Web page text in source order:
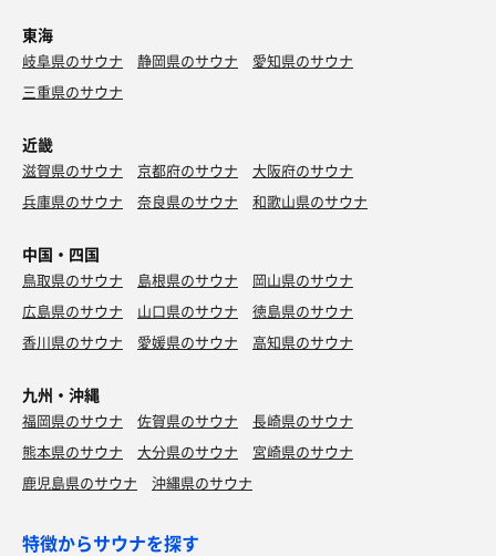
東海
岐阜県のサウナ 静岡県のサウナ
愛知県のサウナ
三重県のサウナ
近畿
滋賀県のサウナ 京都府のサウナ
大阪府のサウナ
兵庫県のサウナ
奈良県のサウナ 和歌山県のサウナ
中国・四国
鳥取県のサウナ 島根県のサウナ
岡山県のサウナ
広島県のサウナ
山口県のサウナ
徳島県のサウナ
香川県のサウナ
愛媛県のサウナ 高知県のサウナ
九州・沖縄
福岡県のサウナ 佐賀県のサウナ
長崎県のサウナ
熊本県のサウナ
大分県のサウナ
宮崎県のサウナ
鹿児島県のサウナ
沖縄県のサウナ
特徴からサウナを探す